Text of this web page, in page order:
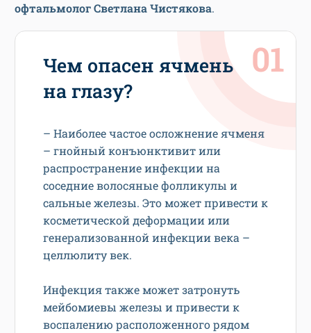
офтальмолог Светлана Чистякова.
Чем опасен ячмень
на глазу?
– Наиболее частое осложнение ячменя
– гнойный конъюнктивит или
распространение инфекции на
соседние волосяные фолликулы и
сальные железы. Это может привести к
косметической деформации или
генерализованной инфекции века –
целлюлиту век.
Инфекция также может затронуть
мейбомиевы железы и привести к
воспалению расположенного рядом